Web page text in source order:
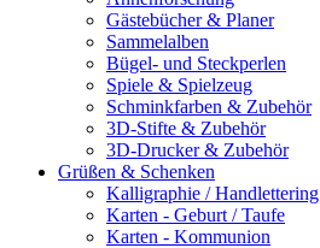
Gästebücher & Planer
Sammelalben
Bügel- und Steckperlen
Spiele & Spielzeug
Schminkfarben & Zubehör
3D-Stifte & Zubehör
3D-Drucker & Zubehör
Grüßen & Schenken
Kalligraphie / Handlettering
Karten - Geburt / Taufe
Karten - Kommunion